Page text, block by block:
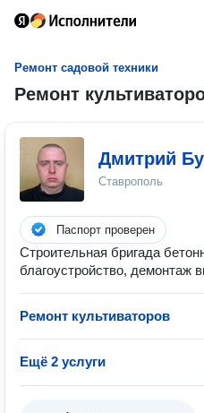
Ремонт садовой техники
Ремонт
Дмитрий
Ставрополь
Паспорт проверен
Строительная бригада
благоустройство, демонтаж
Ремонт культиваторов
Ещё 2 услуги